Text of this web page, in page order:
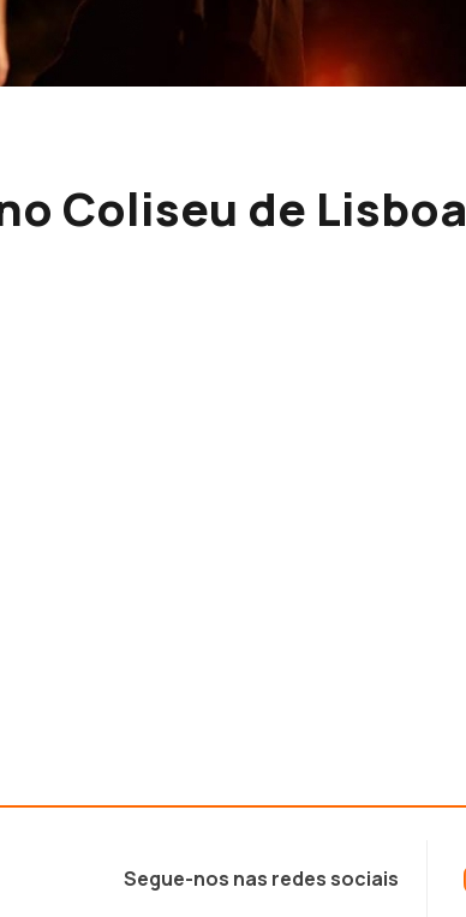
Coliseu de Lisboa
Segue-nos nas redes sociais